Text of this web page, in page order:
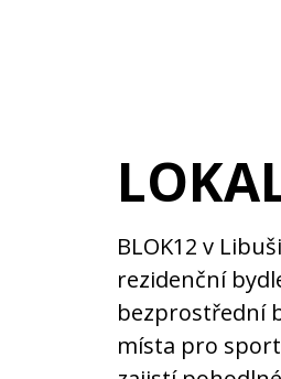
BLOK12 v
rezidenční
bezprostřední
místa pro